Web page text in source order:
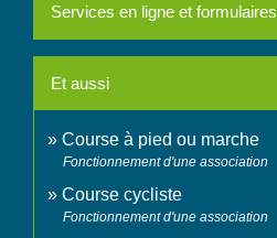
Services en ligne et formulaires
Et aussi
Course à pied ou marche
Fonctionnement d'une association
Course cycliste
Fonctionnement d'une association